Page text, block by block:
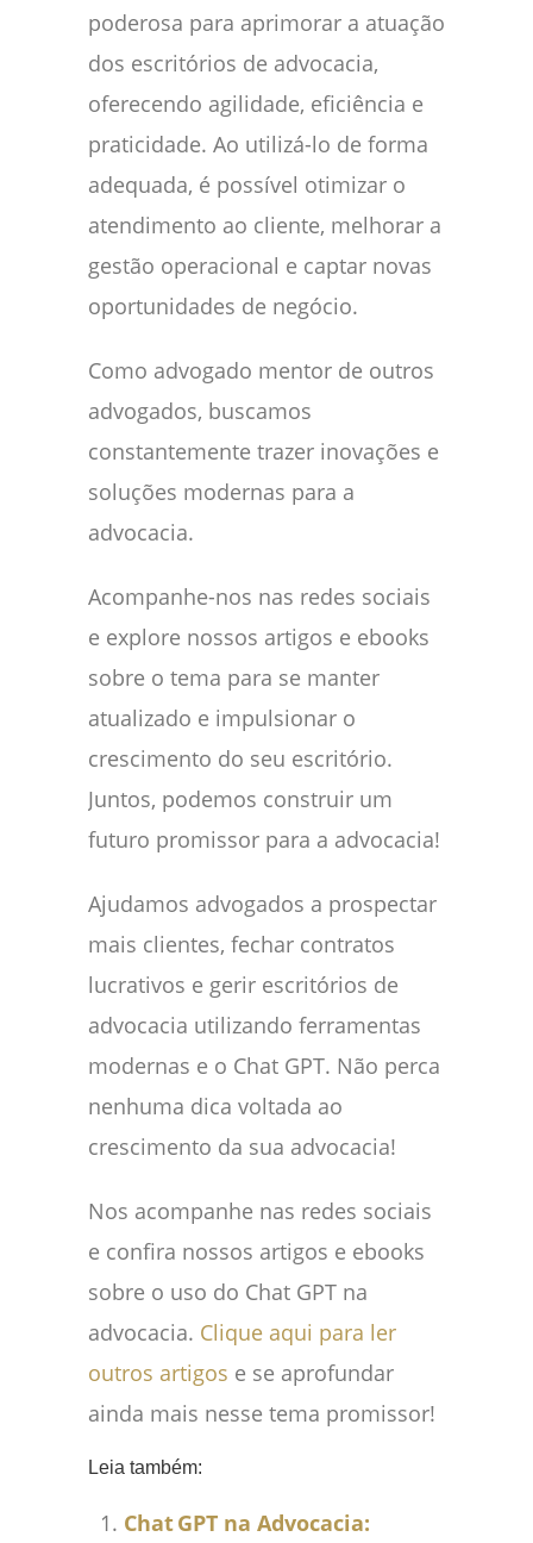
poderosa para aprimorar a atuação
dos escritórios de advocacia,
oferecendo agilidade, eficiência e
praticidade. Ao utilizá-lo de forma
adequada, é possível otimizar o
atendimento ao cliente, melhorar a
gestão operacional e captar novas
oportunidades de negócio.
Como advogado mentor de outros
advogados, buscamos
constantemente trazer inovações e
soluções modernas para a
advocacia.
Acompanhe-nos nas redes sociais
e explore nossos artigos e ebooks
sobre o tema para se manter
atualizado e impulsionar o
crescimento do seu escritório.
Juntos, podemos construir um
futuro promissor para a advocacia!
Ajudamos advogados a prospectar
mais clientes, fechar contratos
lucrativos e gerir escritórios de
advocacia utilizando ferramentas
modernas e o Chat GPT. Não perca
nenhuma dica voltada ao
crescimento da sua advocacia!
Nos acompanhe nas redes sociais
e confira nossos artigos e ebooks
sobre o uso do Chat GPT na
advocacia. Clique aqui para ler
outros artigos e se aprofundar
ainda mais nesse tema promissor!
Leia também:
Chat GPT na Advocacia: